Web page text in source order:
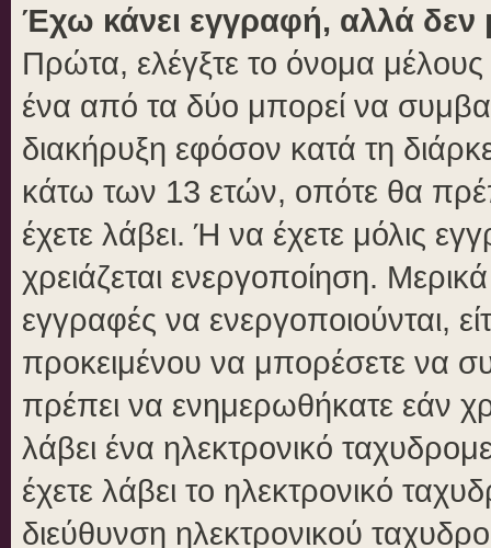
Έχω κάνει εγγραφή, αλλά
Πρώτα, ελέγξτε το όνομα μέλους
ένα από τα δύο μπορεί να
διακήρυξη εφόσον κατά τη
κάτω των 13 ετών, οπότε θα
έχετε λάβει. Ή να έχετε μόλις
χρειάζεται ενεργοποίηση.
εγγραφές να ενεργοποιούνται,
προκειμένου να μπορέσετε να
πρέπει να ενημερωθήκατε εάν
λάβει ένα ηλεκτρονικό
έχετε λάβει το ηλεκτρονικό
διεύθυνση ηλεκτρονικού